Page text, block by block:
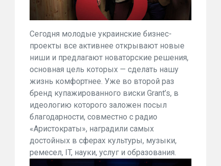
Сегодня молодые украинские бизнес-
проекты все активнее открывают новые
ниши и предлагают новаторские решения,
основная цель которых — сделать нашу
жизнь комфортнее. Уже во второй раз
бренд купажированного виски Grant’s, в
идеологию которого заложен посыл
благодарности, совместно с радио
«Аристократы», наградили самых
достойных в сферах культуры, музыки,
ремесел, IT, науки, услуг и образования.